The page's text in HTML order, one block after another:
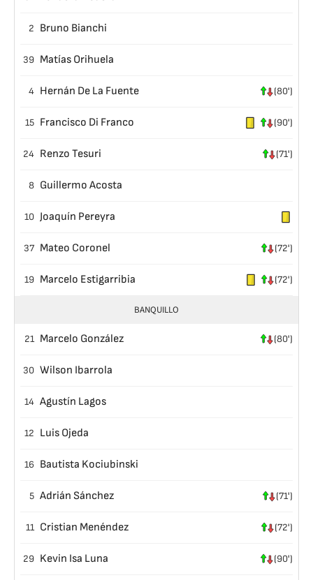
2 Bruno Bianchi
39 Matías Orihuela
4 Hernán De La Fuente (80')
15 Francisco Di Franco (90')
24 Renzo Tesuri (71')
8 Guillermo Acosta
10 Joaquín Pereyra
37 Mateo Coronel (72')
19 Marcelo Estigarribia (72')
BANQUILLO
21 Marcelo González (80')
30 Wilson Ibarrola
14 Agustín Lagos
12 Luis Ojeda
16 Bautista Kociubinski
5 Adrián Sánchez (71')
11 Cristian Menéndez (72')
29 Kevin Isa Luna (90')